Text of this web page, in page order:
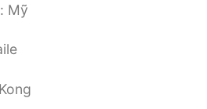
Mỹ